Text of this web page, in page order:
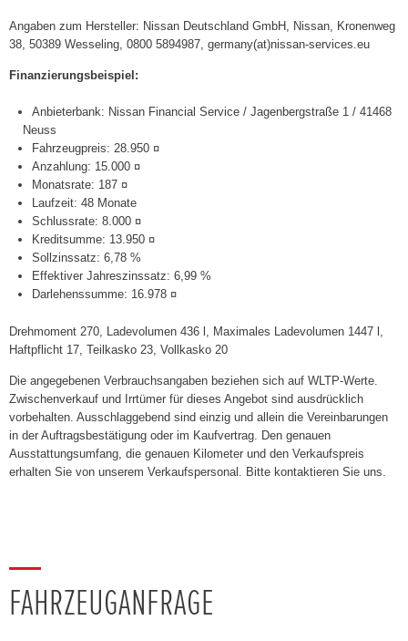
Angaben zum Hersteller: Nissan Deutschland GmbH, Nissan, Kronenweg
38, 50389 Wesseling, 0800 5894987, germany(at)nissan-services.eu
Finanzierungsbeispiel:
Anbieterbank: Nissan Financial Service / Jagenbergstraße 1 / 41468
Neuss
Fahrzeugpreis: 28.950 ¤
Anzahlung: 15.000 ¤
Monatsrate: 187 ¤
Laufzeit: 48 Monate
Schlussrate: 8.000 ¤
Kreditsumme: 13.950 ¤
Sollzinssatz: 6,78 %
Effektiver Jahreszinssatz: 6,99 %
Darlehenssumme: 16.978 ¤
Drehmoment 270, Ladevolumen 436 l, Maximales Ladevolumen 1447 l,
Haftpflicht 17, Teilkasko 23, Vollkasko 20
Die angegebenen Verbrauchsangaben beziehen sich auf WLTP-Werte.
Zwischenverkauf und Irrtümer für dieses Angebot sind ausdrücklich
vorbehalten. Ausschlaggebend sind einzig und allein die Vereinbarungen
in der Auftragsbestätigung oder im Kaufvertrag. Den genauen
Ausstattungsumfang, die genauen Kilometer und den Verkaufspreis
erhalten Sie von unserem Verkaufspersonal. Bitte kontaktieren Sie uns.
FAHRZEUGANFRAGE